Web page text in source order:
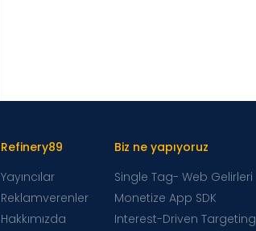
Refinery89
Yayıncılar
Reklamverenler
Hakkımızda
Biz ne yapıyoruz
Single Tag- Web Gelirleri
Monetize App SDK
Interest-Driven Targeting